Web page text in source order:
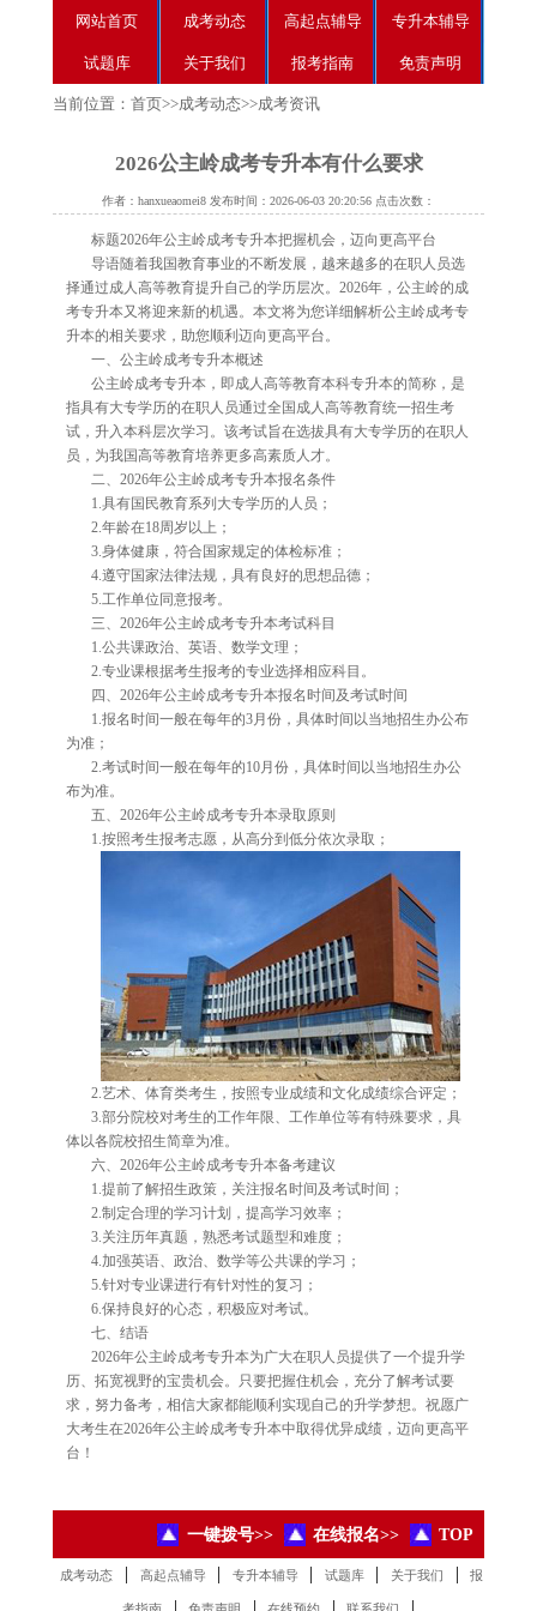
网站首页 成考动态 高起点辅导 专升本辅导
试题库 关于我们 报考指南 免责声明
当前位置： 首页>>成考动态>>成考资讯
2026公主岭成考专升本有什么要求
作者：hanxueaomei8 发布时间：2026-06-03 20:20:56 点击次数：
标题2026年公主岭成考专升本把握机会，迈向更高平台
导语随着我国教育事业的不断发展，越来越多的在职人员选
择通过成人高等教育提升自己的学历层次。2026年，公主岭的成
考专升本又将迎来新的机遇。本文将为您详细解析公主岭成考专
升本的相关要求，助您顺利迈向更高平台。
一、公主岭成考专升本概述
公主岭成考专升本，即成人高等教育本科专升本的简称，是
指具有大专学历的在职人员通过全国成人高等教育统一招生考
试，升入本科层次学习。该考试旨在选拔具有大专学历的在职人
员，为我国高等教育培养更多高素质人才。
二、2026年公主岭成考专升本报名条件
1.具有国民教育系列大专学历的人员；
2.年龄在18周岁以上；
3.身体健康，符合国家规定的体检标准；
4.遵守国家法律法规，具有良好的思想品德；
5.工作单位同意报考。
三、2026年公主岭成考专升本考试科目
1.公共课政治、英语、数学文理；
2.专业课根据考生报考的专业选择相应科目。
四、2026年公主岭成考专升本报名时间及考试时间
1.报名时间一般在每年的3月份，具体时间以当地招生办公布
为准；
2.考试时间一般在每年的10月份，具体时间以当地招生办公
布为准。
五、2026年公主岭成考专升本录取原则
1.按照考生报考志愿，从高分到低分依次录取；
2.艺术、体育类考生，按照专业成绩和文化成绩综合评定；
3.部分院校对考生的工作年限、工作单位等有特殊要求，具
体以各院校招生简章为准。
六、2026年公主岭成考专升本备考建议
1.提前了解招生政策，关注报名时间及考试时间；
2.制定合理的学习计划，提高学习效率；
3.关注历年真题，熟悉考试题型和难度；
4.加强英语、政治、数学等公共课的学习；
5.针对专业课进行有针对性的复习；
6.保持良好的心态，积极应对考试。
七、结语
2026年公主岭成考专升本为广大在职人员提供了一个提升学
历、拓宽视野的宝贵机会。只要把握住机会，充分了解考试要
求，努力备考，相信大家都能顺利实现自己的升学梦想。祝愿广
大考生在2026年公主岭成考专升本中取得优异成绩，迈向更高平
台！
TOP
在线报名>>
一键拨号>>
成考动态 | 高起点辅导 | 专升本辅导 | 试题库 | 关于我们 | 报